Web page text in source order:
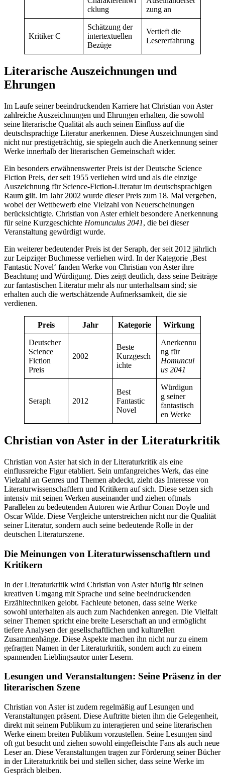
cklung
zung an
Kritiker C
Schätzung der
intertextuellen
Bezüge
Vertieft die
Lesererfahrung
Literarische Auszeichnungen und
Ehrungen
Im Laufe seiner beeindruckenden Karriere hat Christian von Aster
zahlreiche Auszeichnungen und Ehrungen erhalten, die sowohl
seine literarische Qualität als auch seinen Einfluss auf die
deutschsprachige Literatur anerkennen. Diese Auszeichnungen sind
nicht nur prestigeträchtig, sie spiegeln auch die Anerkennung seiner
Werke innerhalb der literarischen Gemeinschaft wider.
Ein besonders erwähnenswerter Preis ist der Deutsche Science
Fiction Preis, der seit 1955 verliehen wird und als die einzige
Auszeichnung für Science-Fiction-Literatur im deutschsprachigen
Raum gilt. Im Jahr 2002 wurde dieser Preis zum 18. Mal vergeben,
wobei der Wettbewerb eine Vielzahl von Neuerscheinungen
berücksichtigte. Christian von Aster erhielt besondere Anerkennung
für seine Kurzgeschichte Homunculus 2041, die bei dieser
Veranstaltung gewürdigt wurde.
Ein weiterer bedeutender Preis ist der Seraph, der seit 2012 jährlich
zur Leipziger Buchmesse verliehen wird. In der Kategorie ‚Best
Fantastic Novel‘ fanden Werke von Christian von Aster ihre
Beachtung und Würdigung. Dies zeigt deutlich, dass seine Beiträge
zur fantastischen Literatur mehr als nur unterhaltsam sind; sie
erhalten auch die wertschätzende Aufmerksamkeit, die sie
verdienen.
Preis Jahr Kategorie Wirkung
Deutscher
Science
Fiction
Preis
2002
Beste
Kurzgesch
ichte
Anerkennu
ng für
Homuncul
us 2041
Seraph 2012
Best
Fantastic
Novel
Würdigun
g seiner
fantastisch
en Werke
Christian von Aster in der Literaturkritik
Christian von Aster hat sich in der Literaturkritik als eine
einflussreiche Figur etabliert. Sein umfangreiches Werk, das eine
Vielzahl an Genres und Themen abdeckt, zieht das Interesse von
Literaturwissenschaftlern und Kritikern auf sich. Diese setzen sich
intensiv mit seinen Werken auseinander und ziehen oftmals
Parallelen zu bedeutenden Autoren wie Arthur Conan Doyle und
Oscar Wilde. Diese Vergleiche unterstreichen nicht nur die Qualität
seiner Literatur, sondern auch seine bedeutende Rolle in der
deutschen Literaturszene.
Die Meinungen von Literaturwissenschaftlern und
Kritikern
In der Literaturkritik wird Christian von Aster häufig für seinen
kreativen Umgang mit Sprache und seine beeindruckenden
Erzähltechniken gelobt. Fachleute betonen, dass seine Werke
sowohl unterhalten als auch zum Nachdenken anregen. Die Vielfalt
seiner Themen spricht eine breite Leserschaft an und ermöglicht
tiefere Analysen der gesellschaftlichen und kulturellen
Zusammenhänge. Diese Aspekte machen ihn nicht nur zu einem
gefragten Namen in der Literaturkritik, sondern auch zu einem
spannenden Lieblingsautor unter Lesern.
Lesungen und Veranstaltungen: Seine Präsenz in der
literarischen Szene
Christian von Aster ist zudem regelmäßig auf Lesungen und
Veranstaltungen präsent. Diese Auftritte bieten ihm die Gelegenheit,
direkt mit seinem Publikum zu interagieren und seine literarischen
Werke einem breiten Publikum vorzustellen. Seine Lesungen sind
oft gut besucht und ziehen sowohl eingefleischte Fans als auch neue
Leser an. Diese Veranstaltungen tragen zur Förderung seiner Bücher
in der Literaturkritik bei und stellen sicher, dass seine Werke im
Gespräch bleiben.